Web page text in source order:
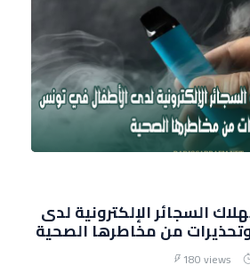
السجائر الإلكترونية لدى
من مخاطرها الصحية
180 views